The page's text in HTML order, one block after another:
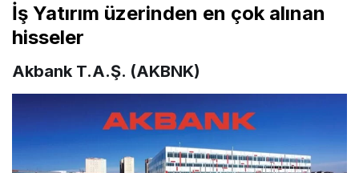
İş Yatırım üzerinden en çok alınan
hisseler
Akbank T.A.Ş. (AKBNK)